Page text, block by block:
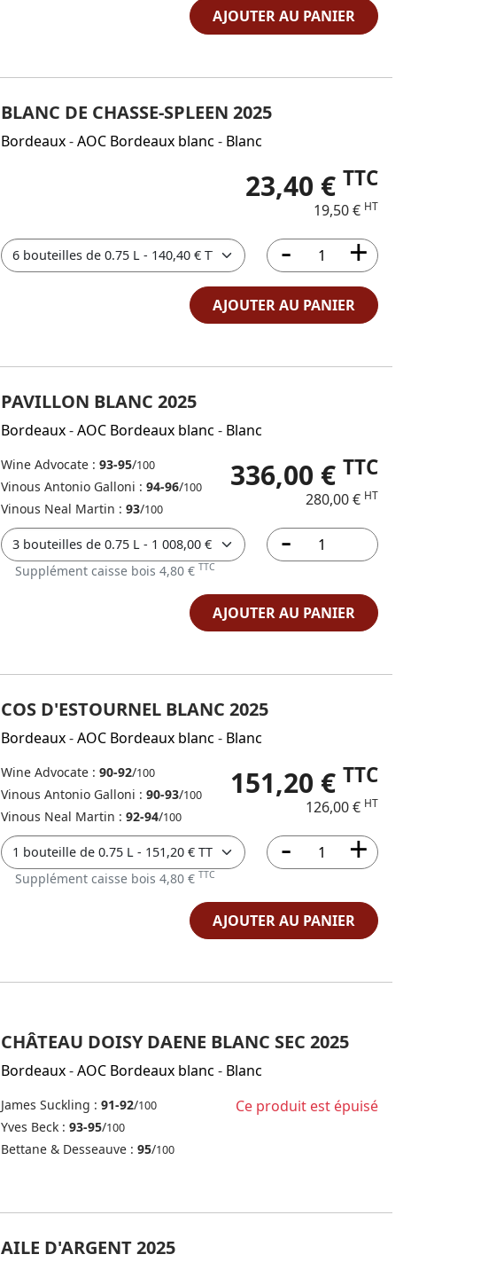
AJOUTER AU PANIER
BLANC DE CHASSE-SPLEEN 2025
Bordeaux-AOC Bordeaux blanc - Blanc
23,40 € TTC
19,50 € HT
AJOUTER AU PANIER
PAVILLON BLANC 2025
Bordeaux-AOC Bordeaux blanc - Blanc
Wine Advocate : 93-95/100
Vinous Antonio Galloni : 94-96/100
Vinous Neal Martin : 93/100
336,00 € TTC
280,00 € HT
Supplément caisse bois 4,80 € TTC
AJOUTER AU PANIER
COS D'ESTOURNEL BLANC 2025
Bordeaux-AOC Bordeaux blanc - Blanc
Wine Advocate : 90-92/100
Vinous Antonio Galloni : 90-93/100
Vinous Neal Martin : 92-94/100
151,20 € TTC
126,00 € HT
Supplément caisse bois 4,80 € TTC
AJOUTER AU PANIER
CHÂTEAU DOISY DAENE BLANC SEC 2025
Bordeaux-AOC Bordeaux blanc - Blanc
James Suckling : 91-92/100
Yves Beck : 93-95/100
Bettane & Desseauve : 95/100
Ce produit est épuisé
AILE D'ARGENT 2025